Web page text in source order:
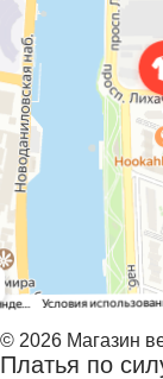
© 2026 Магазин
Платья по